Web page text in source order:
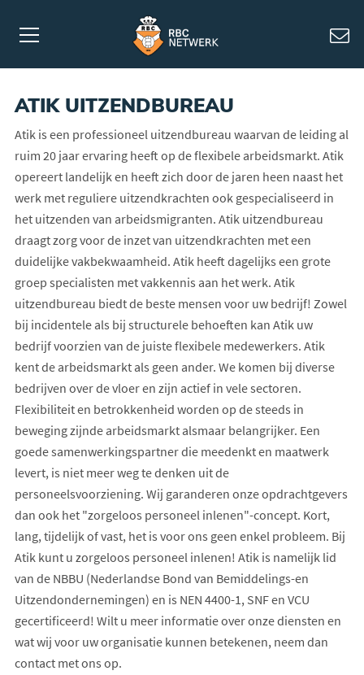
ATIK UITZENDBUREAU
Atik is een professioneel uitzendbureau waarvan de leiding al
ruim 20 jaar ervaring heeft op de flexibele arbeidsmarkt. Atik
opereert landelijk en heeft zich door de jaren heen naast het
werk met reguliere uitzendkrachten ook gespecialiseerd in
het uitzenden van arbeidsmigranten. Atik uitzendbureau
draagt zorg voor de inzet van uitzendkrachten met een
duidelijke vakbekwaamheid. Atik heeft dagelijks een grote
groep specialisten met vakkennis aan het werk. Atik
uitzendbureau biedt de beste mensen voor uw bedrijf! Zowel
bij incidentele als bij structurele behoeften kan Atik uw
bedrijf voorzien van de juiste flexibele medewerkers. Atik
kent de arbeidsmarkt als geen ander. We komen bij diverse
bedrijven over de vloer en zijn actief in vele sectoren.
Flexibiliteit en betrokkenheid worden op de steeds in
beweging zijnde arbeidsmarkt alsmaar belangrijker. Een
goede samenwerkingspartner die meedenkt en maatwerk
levert, is niet meer weg te denken uit de
personeelsvoorziening. Wij garanderen onze opdrachtgevers
dan ook het "zorgeloos personeel inlenen"-concept. Kort,
lang, tijdelijk of vast, het is voor ons geen enkel probleem. Bij
Atik kunt u zorgeloos personeel inlenen! Atik is namelijk lid
van de NBBU (Nederlandse Bond van Bemiddelings-en
Uitzendondernemingen) en is NEN 4400-1, SNF en VCU
gecertificeerd! Wilt u meer informatie over onze diensten en
wat wij voor uw organisatie kunnen betekenen, neem dan
contact met ons op.